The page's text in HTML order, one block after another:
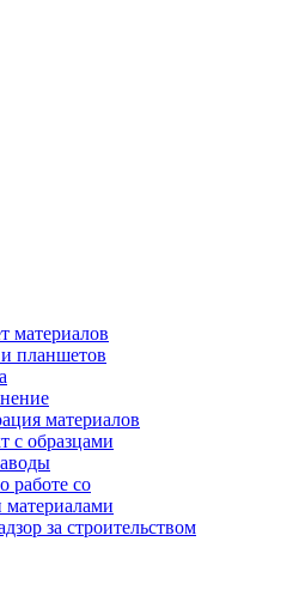
материалов
и планшетов
материалов
с образцами
работе со
материалами
за строительством